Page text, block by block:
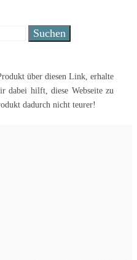
über diesen Link, erhalte
dabei hilft, diese Webseite zu
dadurch nicht teurer!